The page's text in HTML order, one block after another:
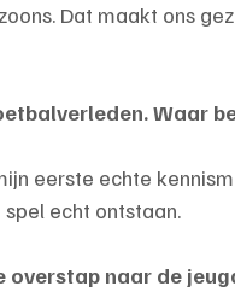
Dat maakt ons
Waar
eerste echte
echt ontstaan.
naar de